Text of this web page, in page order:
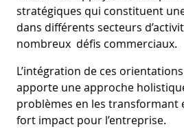
stratégiques qui constituent
dans différents secteurs
nombreux défis commerciaux.
L’intégration de ces
apporte une approche
problèmes en les transformant
fort impact pour l’entreprise.